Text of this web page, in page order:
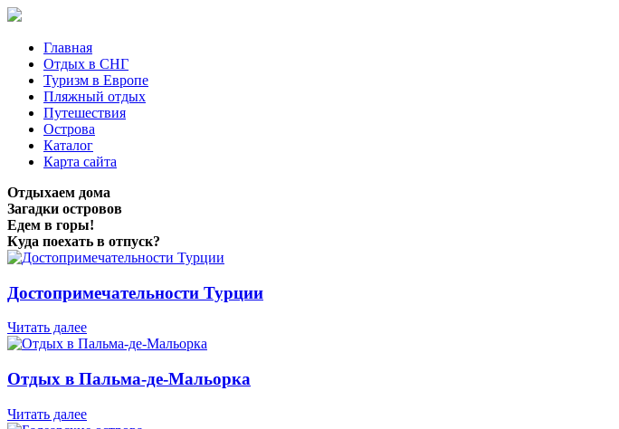
Главная
Отдых в СНГ
Туризм в Европе
Пляжный отдых
Путешествия
Острова
Каталог
Карта сайта
Отдыхаем дома
Загадки островов
Едем в горы!
Куда поехать в отпуск?
Достопримечательности Турции
Читать далее
Отдых в Пальма-де-Мальорка
Читать далее